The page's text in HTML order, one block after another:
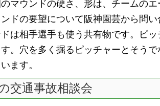
マウンドの硬さ、形は、チームの
ドの要望について阪神園芸から問い
は相手選手も使う共有物です。ピ
。穴を多く掘るピッチャーとそう
ます。
交通事故相談会